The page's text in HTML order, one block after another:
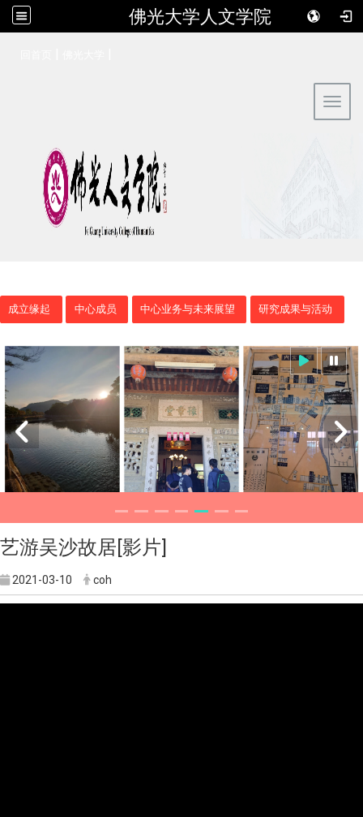
佛光大学人文学院
成立缘起 中心成员 中心业务与未来展望 研究成果与活动
艺游吴沙故居[影片]
2021-03-10 coh